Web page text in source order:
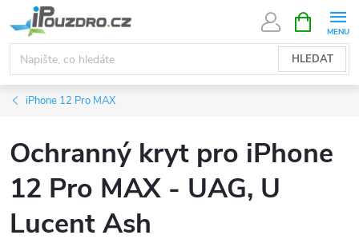
na
obsah
HLEDAT
NÁKUPNÍ
KOŠÍK
iPhone 12 Pro MAX
Ochranný kryt pro iPhone
12 Pro MAX - UAG, U
Lucent Ash